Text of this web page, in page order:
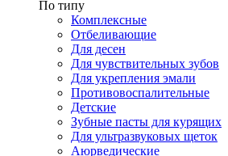
По типу
Комплексные
Отбеливающие
Для десен
Для чувствительных зубов
Для укрепления эмали
Противовоспалительные
Детские
Зубные пасты для курящих
Для ультразвуковых щеток
Аюрведические